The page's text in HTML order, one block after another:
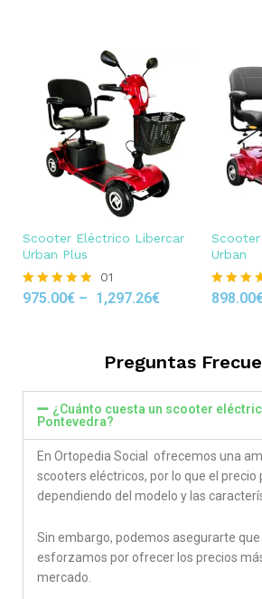
Scooter Eléctrico Libercar
Urban Plus
Rated
01
975.00€ – 1,297.26€
Urban
Rated
898.00
Preguntas
¿Cuánto cuesta un scooter
Pontevedra?
En Ortopedia Social ofrecemos una
scooters eléctricos, por lo que el precio
dependiendo del modelo y las
Sin embargo, podemos asegurarte
esforzamos por ofrecer los precios
mercado.